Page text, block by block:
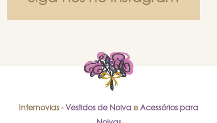
Internovias -Vestidos de Noiva e Acessórios para